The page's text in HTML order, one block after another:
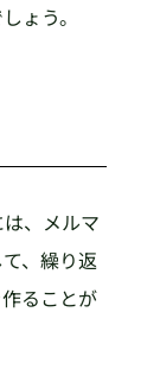
ょう。
、メルマ
、繰り返
ることが